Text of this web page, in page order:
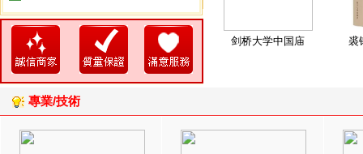
剑桥大学中国庙 裘
專業/技術